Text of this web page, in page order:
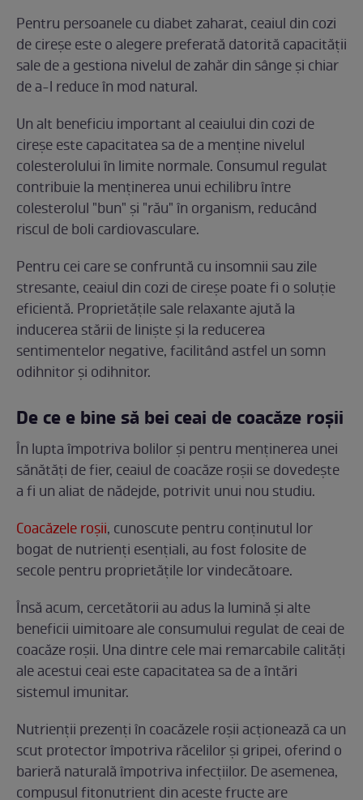
Pentru persoanele cu diabet zaharat, ceaiul din cozi
de cireșe este o alegere preferată datorită capacității
sale de a gestiona nivelul de zahăr din sânge și chiar
de a-l reduce în mod natural.
Un alt beneficiu important al ceaiului din cozi de
cireșe este capacitatea sa de a menține nivelul
colesterolului în limite normale. Consumul regulat
contribuie la menținerea unui echilibru între
colesterolul "bun" și "rău" în organism, reducând
riscul de boli cardiovasculare.
Pentru cei care se confruntă cu insomnii sau zile
stresante, ceaiul din cozi de cireșe poate fi o soluție
eficientă. Proprietățile sale relaxante ajută la
inducerea stării de liniște și la reducerea
sentimentelor negative, facilitând astfel un somn
odihnitor și odihnitor.
De ce e bine să bei ceai de coacăze roșii
În lupta împotriva bolilor și pentru menținerea unei
sănătăți de fier, ceaiul de coacăze roșii se dovedește
a fi un aliat de nădejde, potrivit unui nou studiu.
Coacăzele roșii, cunoscute pentru conținutul lor
bogat de nutrienți esențiali, au fost folosite de
secole pentru proprietățile lor vindecătoare.
Însă acum, cercetătorii au adus la lumină și alte
beneficii uimitoare ale consumului regulat de ceai de
coacăze roșii. Una dintre cele mai remarcabile calități
ale acestui ceai este capacitatea sa de a întări
sistemul imunitar.
Nutrienții prezenți în coacăzele roșii acționează ca un
scut protector împotriva răcelilor și gripei, oferind o
barieră naturală împotriva infecțiilor. De asemenea,
compusul fitonutrient din aceste fructe are